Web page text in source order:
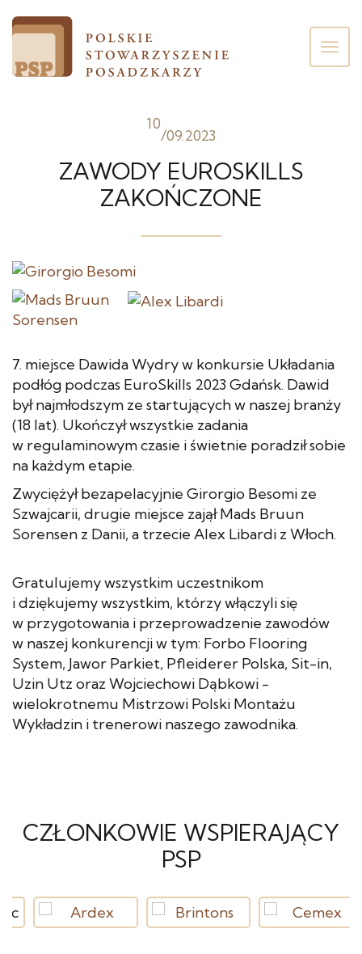
10
/09.2023
ZAWODY EUROSKILLS
ZAKOŃCZONE
7. miejsce Dawida Wydry w konkursie Układania
podłóg podczas EuroSkills 2023 Gdańsk. Dawid
był najmłodszym ze startujących w naszej branży
(18 lat). Ukończył wszystkie zadania
w regulaminowym czasie i świetnie poradził sobie
na każdym etapie.
Zwyciężył bezapelacyjnie Girorgio Besomi ze
Szwajcarii, drugie miejsce zajął Mads Bruun
Sorensen z Danii, a trzecie Alex Libardi z Włoch.
Gratulujemy wszystkim uczestnikom
i dziękujemy wszystkim, którzy włączyli się
w przygotowania i przeprowadzenie zawodów
w naszej konkurencji w tym: Forbo Flooring
System, Jawor Parkiet, Pfleiderer Polska, Sit-in,
Uzin Utz oraz Wojciechowi Dąbkowi -
wielokrotnemu Mistrzowi Polski Montażu
Wykładzin i trenerowi naszego zawodnika.
CZŁONKOWIE WSPIERAJĄCY
PSP